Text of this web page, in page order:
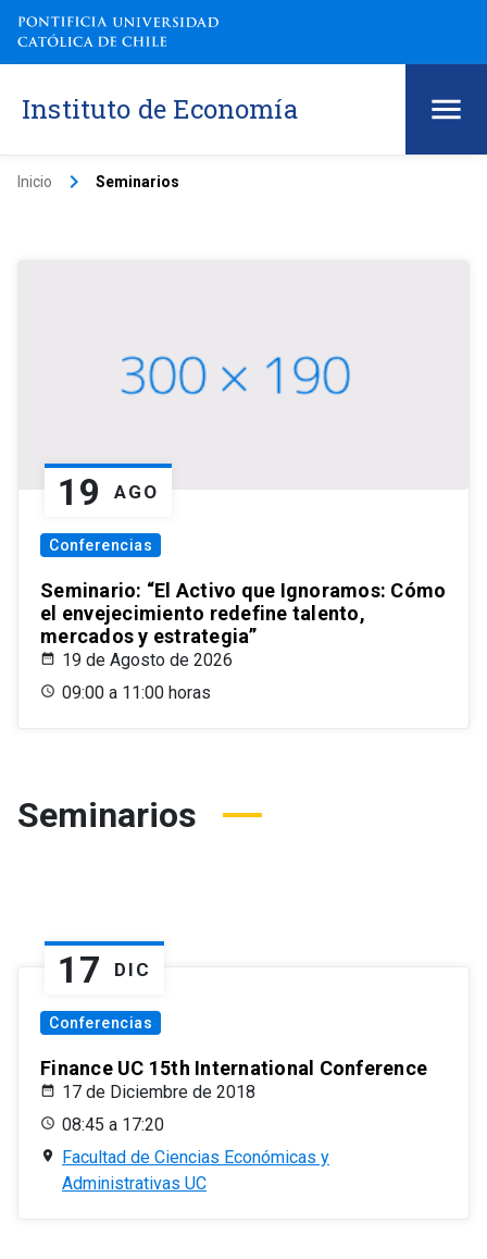
Instituto de Economía
Inicio keyboard_arrow_right Seminarios
19 AGO
Conferencias
Seminario: “El Activo que Ignoramos: Cómo
el envejecimiento redefine talento,
mercados y estrategia”
19 de Agosto de 2026
09:00 a 11:00 horas
Seminarios
17 DIC
Conferencias
Finance UC 15th International Conference
17 de Diciembre de 2018
08:45 a 17:20
Facultad de Ciencias Económicas y
Administrativas UC